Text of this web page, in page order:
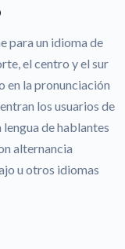
para un idioma de
el centro y el sur
en la pronunciación
los usuarios de
de hablantes
alternancia
u otros idiomas